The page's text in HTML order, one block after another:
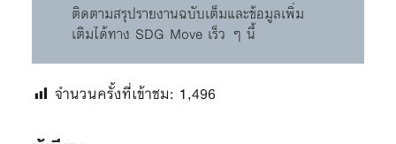
ติดตามสรุปรายงานฉบับเต็มและข้อมูลเพิ่ม
เติมได้ทาง SDG Move เร็ว ๆ นี้
จำนวนครั้งที่เข้าชม: 1,496